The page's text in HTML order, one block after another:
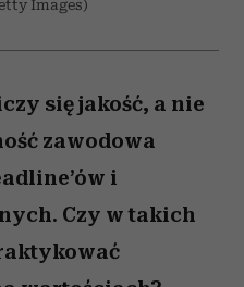
Images)
się jakość, a nie
zawodowa
i
Czy w takich